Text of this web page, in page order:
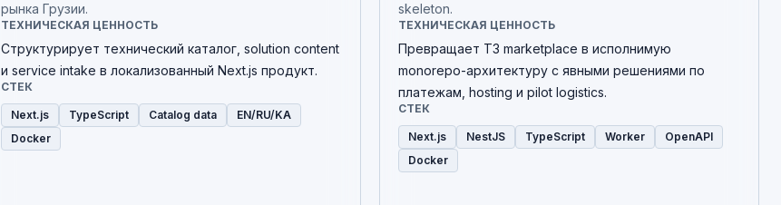
рынка Грузии.
ТЕХНИЧЕСКАЯ ЦЕННОСТЬ
Структурирует технический каталог, solution content
и service intake в локализованный Next.js продукт.
СТЕК
Next.js TypeScript Catalog data
EN/RU/KA
Docker
skeleton.
ТЕХНИЧЕСКАЯ ЦЕННОСТЬ
Превращает ТЗ marketplace в исполнимую
monorepo-архитектуру с явными решениями по
платежам, hosting и pilot logistics.
СТЕК
Next.js NestJS TypeScript Worker
OpenAPI
Docker